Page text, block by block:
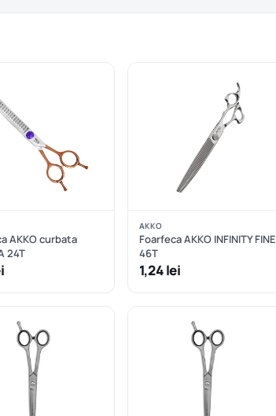
AKKO curbata
24T
AKKO
Foarfeca AKKO INFINITY FINE
46T
1,24 lei